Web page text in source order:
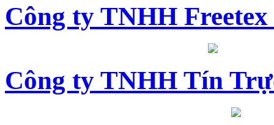
Công ty TNHH
Công ty TNHH Tín